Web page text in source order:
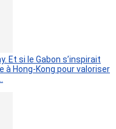
Et si le Gabon s’inspirait
à Hong-Kong pour valoriser